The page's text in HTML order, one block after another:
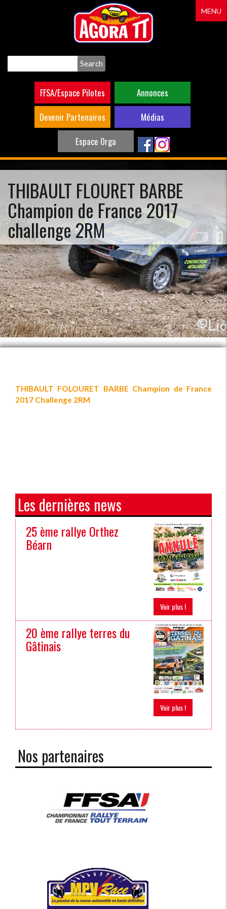
FFSA/Espace Pilotes
Annonces
Devenir Partenaires
Médias
Espace Orga
MENU
THIBAULT FLOURET BARBE
Champion de France 2017
challenge 2RM
THIBAULT FOLOURET BARBE Champion de France
2017 Challenge 2RM
Les dernières news
25 ème rallye Orthez
Béarn
Voir plus !
20 ème rallye terres du
Gâtinais
Voir plus !
Nos partenaires